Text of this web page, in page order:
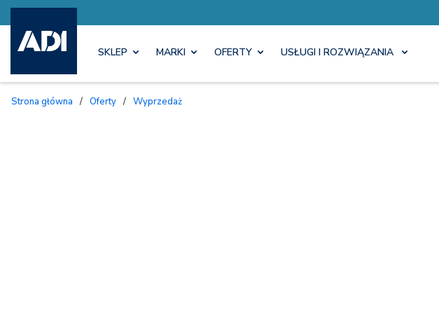
SKLEP MARKI OFERTY USŁUGI I ROZWIĄZANIA
Strona główna / Oferty / Wyprzedaż